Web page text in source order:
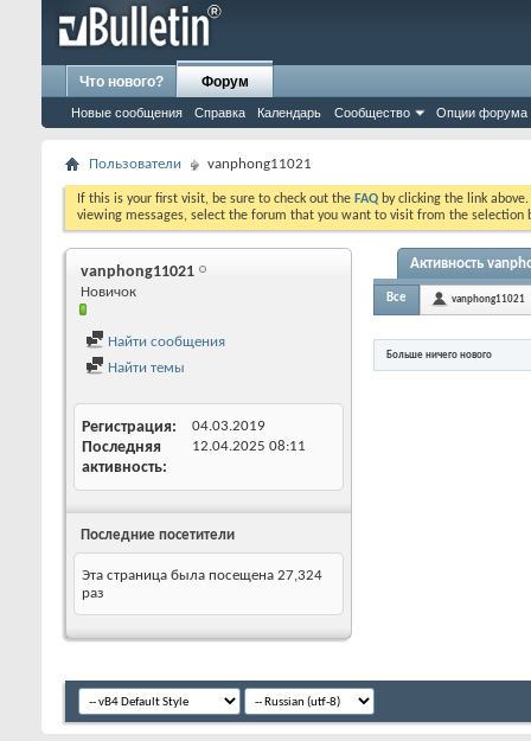
Что нового? Форум
Новые сообщения Справка Календарь Сообщество Опции форума
Пользователи vanphong11021
If this is your first visit, be sure to check out the FAQ by clicking the link
viewing messages, select the forum that you want to visit from the selection
vanphong11021
Новичок
Найти сообщения
Найти темы
Регистрация 04.03.2019
Последняя
активность
12.04.2025 08:11
Последние посетители
Эта страница была посещена 27,324
раз
Активность
Все vanphong11021
Больше ничего нового